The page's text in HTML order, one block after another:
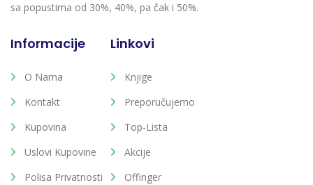
sa popustima od 30%, 40%, pa čak i 50%.
Informacije
O Nama
Kontakt
Kupovina
Uslovi Kupovine
Polisa Privatnosti
Linkovi
Knjige
Preporučujemo
Top-Lista
Akcije
Offinger